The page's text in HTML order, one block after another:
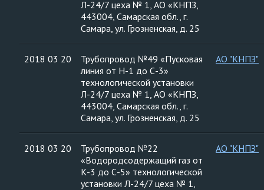
Л-24/7 цеха № 1, АО «КНПЗ,
443004, Самарская обл., г.
Самара, ул. Грозненская, д. 25
2018 03 20
Трубопровод №49 «Пусковая
линия от Н-1 до С-3»
технологической установки
Л-24/7 цеха № 1, АО «КНПЗ,
443004, Самарская обл., г.
Самара, ул. Грозненская, д. 25
АО "КНПЗ"
2018 03 20
Трубопровод №22
«Водородсодержащий газ от
К-3 до С-5» технологической
установки Л-24/7 цеха № 1,
АО "КНПЗ"